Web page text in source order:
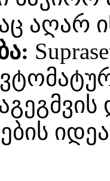
აღარ